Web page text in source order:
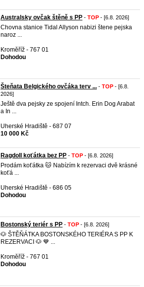
Australsky ovčak štěně s PP - TOP - [6.8. 2026]
Chovna stanice Tidal Allyson nabizi štene pejska
naroz ...
Kroměříž - 767 01
Dohodou
Šteňata Belgického ovčáka terv ... - TOP - [6.8.
2026]
Ještě dva pejsky ze spojení Intch. Erin Dog Arabat
a In ...
Uherské Hradiště - 687 07
10 000 Kč
Ragdoll koťátka bez PP - TOP - [6.8. 2026]
Prodám koťátka 🐱 Nabízím k rezervaci dvě krásné
koťá ...
Uherské Hradiště - 686 05
Dohodou
Bostonský teriér s PP - TOP - [6.8. 2026]
🐶 ŠTĚŇÁTKA BOSTONSKÉHO TERIÉRA S PP K
REZERVACI 🐶 💙 ...
Kroměříž - 767 01
Dohodou